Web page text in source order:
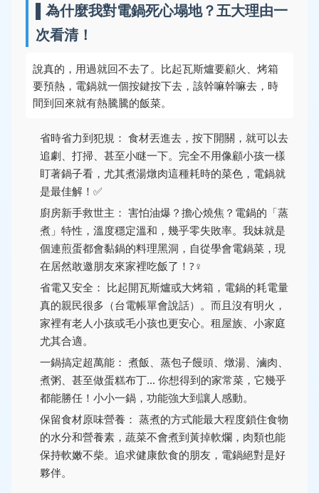
▌為什麼我對電鍋死心塌地？五大理由一
次看清！
說真的，用過就回不去了。比起瓦斯爐要顧火、烤箱
要預熱，電鍋就一個按鍵按下去，該幹嘛幹嘛去，時
間到回來就有熱騰騰的飯菜。
省時省力到犯規： 食材丟進去，按下開關，就可以去
追劇、打掃、甚至小瞇一下。完全不用像顧小孩一樣
盯著鍋子看，尤其煮湯燉肉這種耗時的菜色，電鍋就
是最佳解！✅
廚房新手救世主： 害怕油爆？擔心燒焦？電鍋的「蒸
煮」特性，溫度穩定溫和，幾乎零失敗率。我妹就是
個連煎蛋都會黏鍋的料理黑洞，自從學會電鍋菜，現
在居然敢邀朋友來家裡吃飯了！?‍♀️
省電又安全： 比起開瓦斯爐或大烤箱，電鍋的耗電量
真的親民很多（台電帳單會說話）。而且沒有明火，
家裡有老人小孩或毛小孩也更安心。租屋族、小家庭
尤其合適。
一鍋搞定超萬能： 煮飯、蒸包子饅頭、燉湯、滷肉、
煮粥、甚至做蛋糕布丁... 你想得到的家常菜，它幾乎
都能勝任！小小一鍋，功能強大到讓人感動。
保留食材原味營養： 蒸煮的方式能最大程度鎖住食物
的水分和營養素，蔬菜不會煮到黃掉軟爛，肉類也能
保持軟嫩不柴。追求健康飲食的朋友，電鍋絕對是好
夥伴。